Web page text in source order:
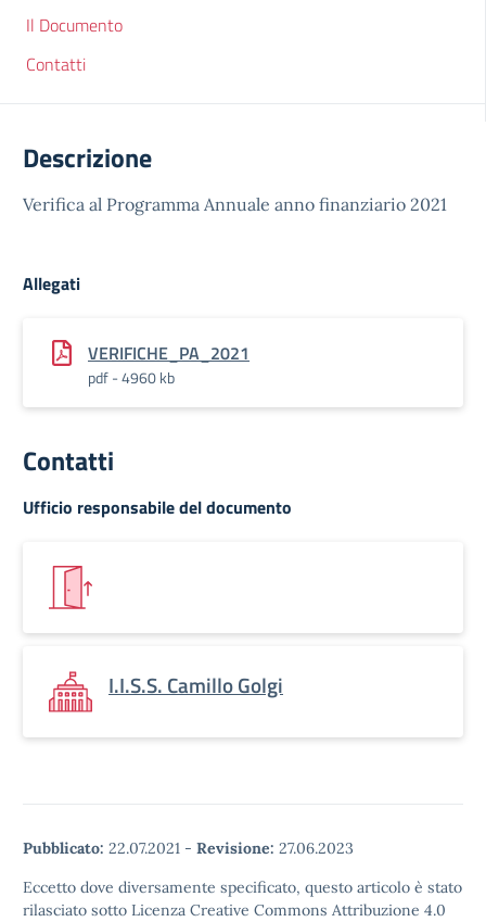
Il Documento
Contatti
Descrizione
Verifica al Programma Annuale anno finanziario 2021
Allegati
VERIFICHE_PA_2021
pdf - 4960 kb
Contatti
Ufficio responsabile del documento
I.I.S.S. Camillo Golgi
Pubblicato: 22.07.2021 - Revisione: 27.06.2023
Eccetto dove diversamente specificato, questo articolo è stato
rilasciato sotto Licenza Creative Commons Attribuzione 4.0